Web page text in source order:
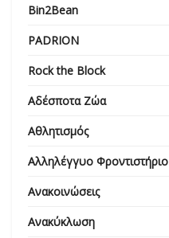
Bin2Bean
PADRION
Rock the Block
Αδέσποτα Ζώα
Αθλητισμός
Αλληλέγγυο Φροντιστήριο
Ανακοινώσεις
Ανακύκλωση